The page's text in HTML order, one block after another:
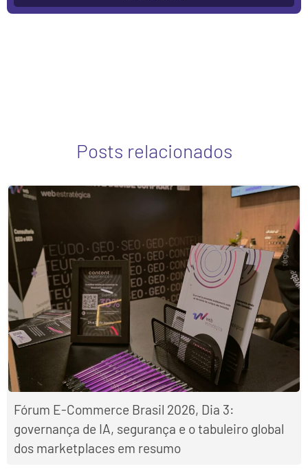
Posts relacionados
Fórum E-Commerce Brasil 2026, Dia 3:
governança de IA, segurança e o tabuleiro global
dos marketplaces em resumo